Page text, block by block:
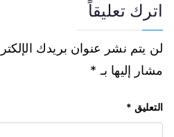
اترك تعليقاً
لن يتم نشر عنوان بريدك
مشار إليها بـ *
التعليق *